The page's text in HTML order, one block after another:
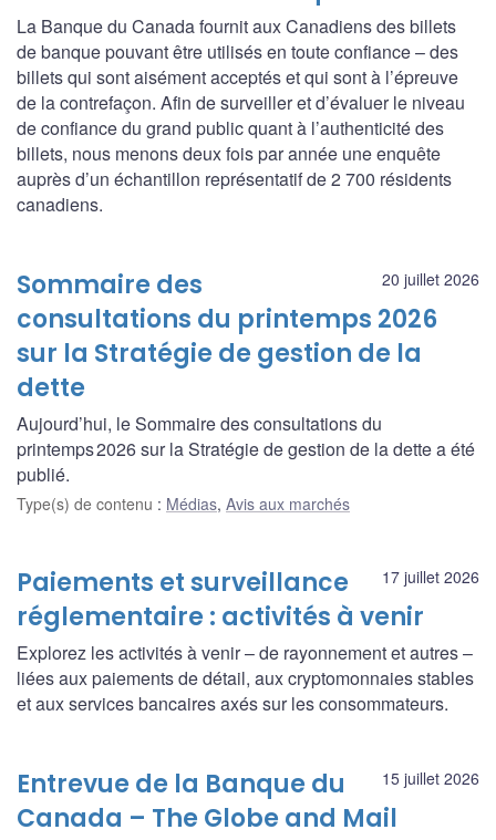
La Banque du Canada fournit aux Canadiens des billets
de banque pouvant être utilisés en toute confiance – des
billets qui sont aisément acceptés et qui sont à l’épreuve
de la contrefaçon. Afin de surveiller et d’évaluer le niveau
de confiance du grand public quant à l’authenticité des
billets, nous menons deux fois par année une enquête
auprès d’un échantillon représentatif de 2 700 résidents
canadiens.
20 juillet 2026
Sommaire des
consultations du printemps 2026
sur la Stratégie de gestion de la
dette
Aujourd’hui, le Sommaire des consultations du
printemps 2026 sur la Stratégie de gestion de la dette a été
publié.
Type(s) de contenu : Médias, Avis aux marchés
17 juillet 2026
Paiements et surveillance
réglementaire : activités à venir
Explorez les activités à venir – de rayonnement et autres –
liées aux paiements de détail, aux cryptomonnaies stables
et aux services bancaires axés sur les consommateurs.
15 juillet 2026
Entrevue de la Banque du
Canada – The Globe and Mail